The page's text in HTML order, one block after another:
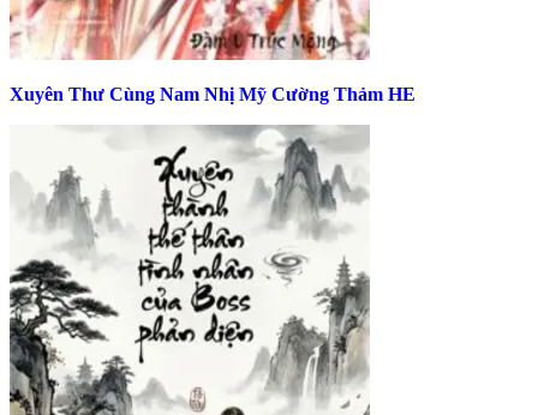
Xuyên Thư Cùng Nam Nhị Mỹ Cường Thảm HE